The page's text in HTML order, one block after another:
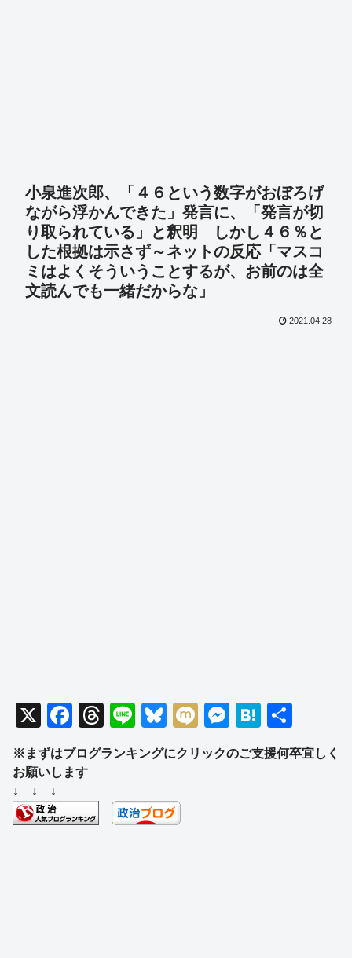
小泉進次郎、「４６という数字がおぼろげ
ながら浮かんできた」発言に、「発言が切
り取られている」と釈明 しかし４６％と
した根拠は示さず～ネットの反応「マスコ
ミはよくそういうことするが、お前のは全
文読んでも一緒だからな」
2021.04.28
X
F
a
c
b
T
hr
e
d
Li
n
e
Bl
e
y
M
ixi
M
ss
H
at
e
有
※まずはブログランキングにクリックのご支援何卒宜しく
お願いします
↓ ↓ ↓